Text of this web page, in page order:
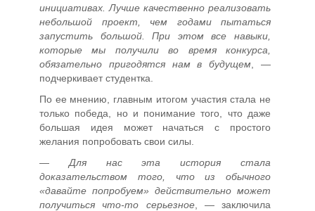
инициативах. Лучше качественно реализовать
небольшой проект, чем годами пытаться
запустить большой. При этом все навыки,
которые мы получили во время конкурса,
обязательно пригодятся нам в будущем , —
подчеркивает студентка.
По ее мнению, главным итогом участия стала не
только победа, но и понимание того, что даже
большая идея может начаться с простого
желания попробовать свои силы.
— Для нас эта история стала
доказательством того, что из обычного
«давайте попробуем» действительно может
получиться что-то серьезное, — заключила